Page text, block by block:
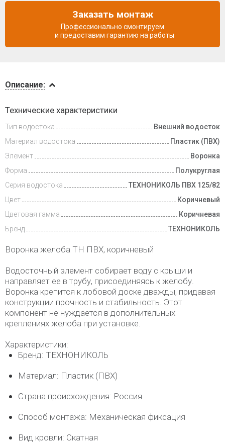
Доставка
Описание:
Технические характеристики
Тип водостока
Внешний водосток
Материал водостока
Пластик (ПВХ)
Элемент
Воронка
Форма
Полукруглая
Серия водостока
ТЕХНОНИКОЛЬ ПВХ 125/82
Цвет
Коричневый
Цветовая гамма
Коричневая
Бренд
ТЕХНОНИКОЛЬ
Воронка желоба ТН ПВХ, коричневый
Водосточный элемент собирает воду с крыши и
направляет ее в трубу, присоединяясь к желобу.
Воронка крепится к лобовой доске дважды, придавая
конструкции прочность и стабильность. Этот
компонент не нуждается в дополнительных
креплениях желоба при установке.
Характеристики:
Бренд: ТЕХНОНИКОЛЬ
Материал: Пластик (ПВХ)
Страна происхождения: Россия
Способ монтажа: Механическая фиксация
Вид кровли: Скатная
Заказать монтаж
Профессионально смонтируем
и предоставим гарантию на работы